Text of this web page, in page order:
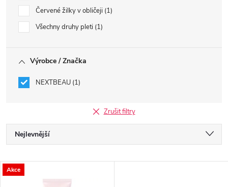
Červené žilky v obličeji 1
Všechny druhy pleti 1
Výrobce / Značka
NEXTBEAU 1
Zrušit filtry
Ř
a
Nejlevnější
Nejprodávanější
V
Akce